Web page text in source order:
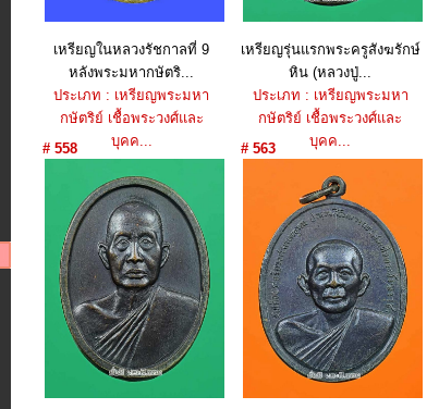
เหรียญในหลวงรัชกาลที่ 9
หลังพระมหากษัตริ...
ประเภท : เหรียญพระมหา
กษัตริย์ เชื้อพระวงศ์และ
บุคค...
ราคา : 1,050 บาท
เหรียญรุ่นแรกพระครูสังฆรักษ์
หิน (หลวงปู่...
ประเภท : เหรียญพระมหา
กษัตริย์ เชื้อพระวงศ์และ
บุคค...
ราคา : 1,050 บาท
# 558 # 563